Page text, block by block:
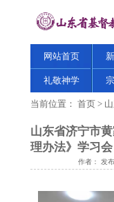
网站首页
礼敬神学
当前位置： 首页 >
山东省济宁市
理办法》学习会
作者： 发